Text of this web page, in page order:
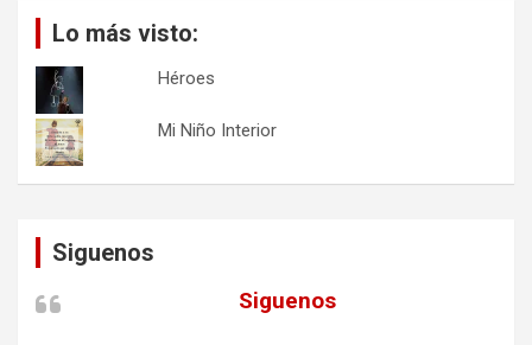
Lo más visto:
Héroes
Mi Niño Interior
Siguenos
Siguenos